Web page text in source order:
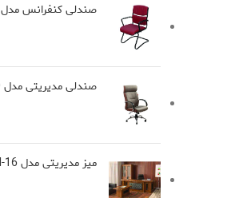
صندلی کنفرانس مدل B-440C
صندلی مدیریتی مدل T-M2020
میز مدیریتی مدل M-16